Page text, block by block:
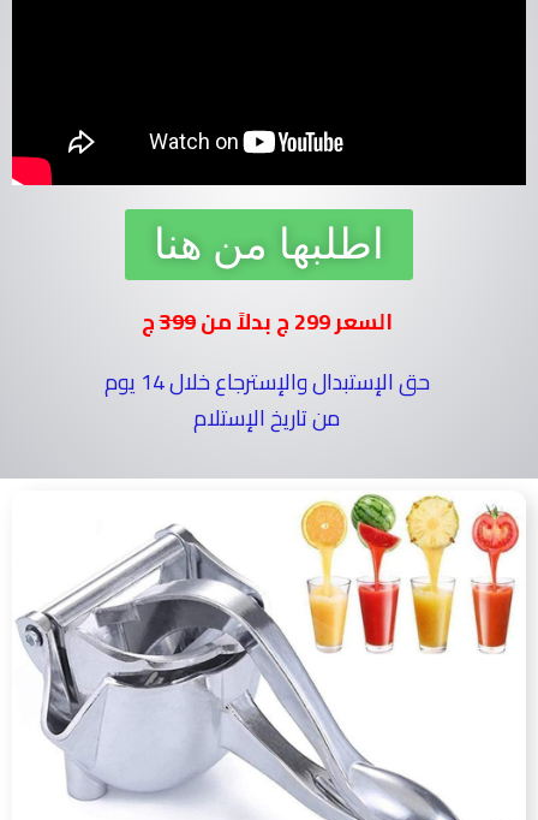
اطلبها من هنا
السعر 299 ج بدلاً من 399ج
حق الإستبدال والإسترجاع خلال 14 يوم